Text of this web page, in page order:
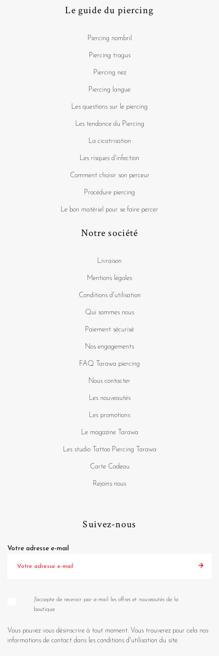
Le guide du piercing
Piercing nombril
Piercing tragus
Piercing nez
Piercing langue
Les questions sur le piercing
Les tendance du Piercing
La cicatrisation
Les risques d'infection
Comment choisir son perceur
Procédure piercing
Le bon matériel pour se faire percer
Notre société
Livraison
Mentions légales
Conditions d'utilisation
Qui sommes nous
Paiement sécurisé
Nos engagements
FAQ Tarawa piercing
Nous contacter
Les nouveautés
Les promotions
Le magazine Tarawa
Les studio Tattoo Piercing Tarawa
Carte Cadeau
Rejoins nous
Suivez-nous
Votre adresse e-mail
J'accepte de recevoir par e-mail les offres et nouveautés de la
boutique
Vous pouvez vous désinscrire à tout moment. Vous trouverez pour cela nos
informations de contact dans les conditions d'utilisation du site.